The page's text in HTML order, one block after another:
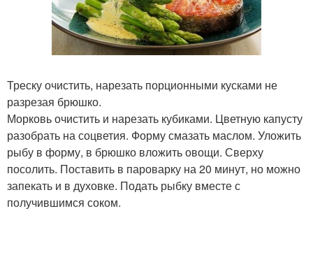
Треску очистить, нарезать порционными кусками не
разрезая брюшко.
Морковь очистить и нарезать кубиками. Цветную капусту
разобрать на соцветия. Форму смазать маслом. Уложить
рыбу в форму, в брюшко вложить овощи. Сверху
посолить. Поставить в пароварку на 20 минут, но можно
запекать и в духовке. Подать рыбку вместе с
получившимся соком.